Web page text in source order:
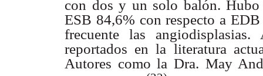
con dos y un solo balón.
ESB 84,6% con respecto a
frecuente las
reportados en la literatura
Autores como la Dra. May